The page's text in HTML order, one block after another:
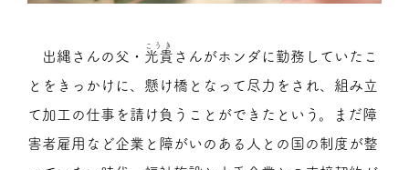
出縄さんの父・ 光貴
こうき
さんがホンダに勤務していたこ
とをきっかけに、懸け橋となって尽力をされ、組み立
て加工の仕事を請け負うことができたという。まだ障
害者雇用など企業と障がいのある人との国の制度が整